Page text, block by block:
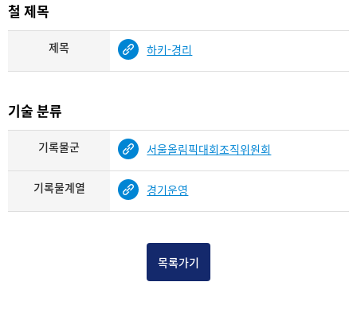
철 제목
제목 하키-경리
기술 분류
기록물군 서울올림픽대회조직위원회
기록물계열 경기운영
목록가기